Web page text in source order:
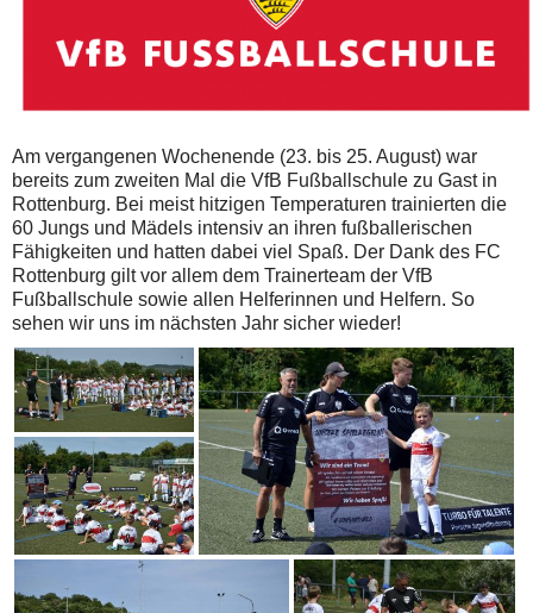
Am vergangenen Wochenende (23. bis 25. August) war
bereits zum zweiten Mal die VfB Fußballschule zu Gast in
Rottenburg. Bei meist hitzigen Temperaturen trainierten die
60 Jungs und Mädels intensiv an ihren fußballerischen
Fähigkeiten und hatten dabei viel Spaß. Der Dank des FC
Rottenburg gilt vor allem dem Trainerteam der VfB
Fußballschule sowie allen Helferinnen und Helfern. So
sehen wir uns im nächsten Jahr sicher wieder!